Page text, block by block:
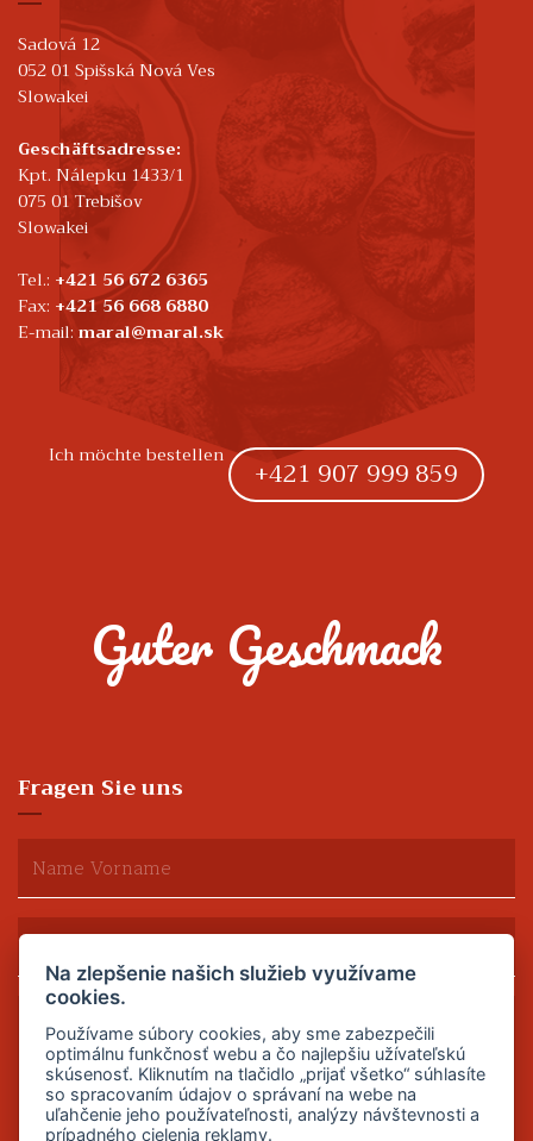
Sadová 12
052 01 Spišská Nová Ves
Slowakei
Geschäftsadresse:
Kpt. Nálepku 1433/1
075 01 Trebišov
Slowakei
Tel.: +421 56 672 6365
Fax: +421 56 668 6880
E-mail:maral@maral.sk
Ich möchte bestellen +421 907 999 859
Guter Geschmack
Fragen Sie uns
Na zlepšenie našich služieb využívame
cookies.
Používame súbory cookies, aby sme zabezpečili
optimálnu funkčnosť webu a čo najlepšiu užívateľskú
skúsenosť. Kliknutím na tlačidlo „prijať všetko“ súhlasíte
so spracovaním údajov o správaní na webe na
uľahčenie jeho používateľnosti, analýzy návštevnosti a
prípadného cielenia reklamy.